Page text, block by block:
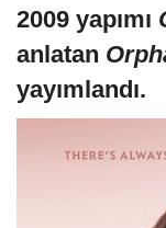
2009 yapımı
anlatan
yayımlandı.